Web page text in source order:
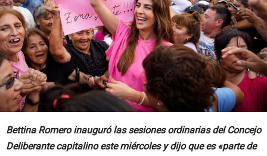
Bettina Romero inauguró las sesiones ordinarias del Concejo
Deliberante capitalino este miércoles y dijo que es «parte de